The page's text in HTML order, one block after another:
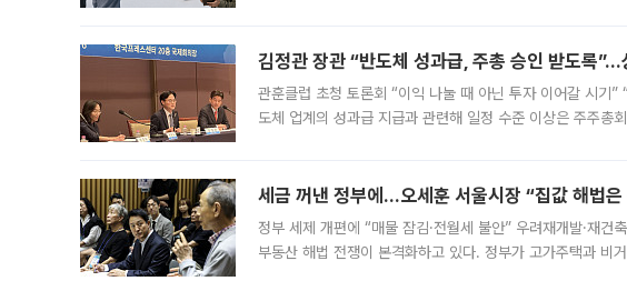
김정관 장관 “반도체 성과급, 주총 승인 받도록”…
관훈클럽 초청 토론회 “이익 나눌 때 아닌 투자 이어갈 시기
도체 업계의 성과급 지급과 관련해 일정 수준 이상은 주주총
세금 꺼낸 정부에…오세훈 서울시장 “집값 해법
정부 세제 개편에 “매물 잠김·전월세 불안” 우려재개발·재건
부동산 해법 전쟁이 본격화하고 있다. 정부가 고가주택과 비